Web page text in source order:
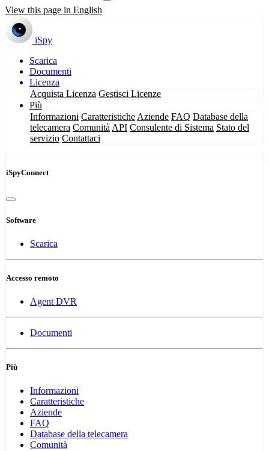
View this page in English
iSpy
Scarica
Documenti
Licenza
Acquista Licenza Gestisci Licenze
Più
Informazioni Caratteristiche Aziende FAQ Database della
telecamera Comunità API Consulente di Sistema Stato del
servizio Contattaci
iSpyConnect
Software
Scarica
Accesso remoto
Agent DVR
Documenti
Più
Informazioni
Caratteristiche
Aziende
FAQ
Database della telecamera
Comunità